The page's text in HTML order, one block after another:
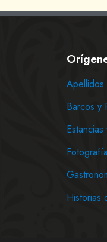
Apellidos
Barcos y
Historias